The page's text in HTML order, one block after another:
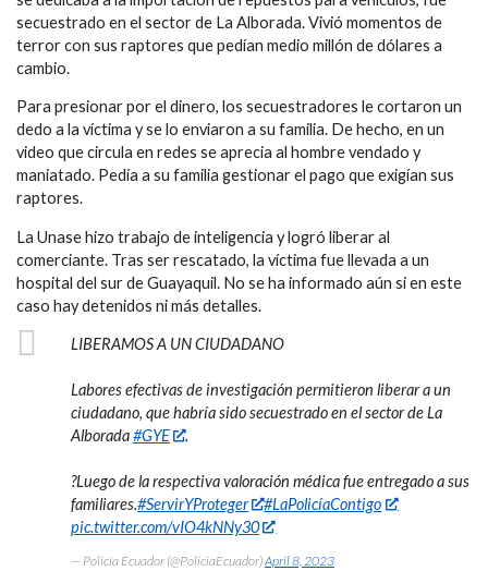
secuestrado en el sector de La Alborada. Vivió momentos de
terror con sus raptores que pedían medio millón de dólares a
cambio.
Para presionar por el dinero, los secuestradores le cortaron un
dedo a la víctima y se lo enviaron a su familia. De hecho, en un
video que circula en redes se aprecia al hombre vendado y
maniatado. Pedía a su familia gestionar el pago que exigían sus
raptores.
La Unase hizo trabajo de inteligencia y logró liberar al
comerciante. Tras ser rescatado, la víctima fue llevada a un
hospital del sur de Guayaquil. No se ha informado aún si en este
caso hay detenidos ni más detalles.
LIBERAMOS A UN CIUDADANO
Labores efectivas de investigación permitieron liberar a un
ciudadano, que habría sido secuestrado en el sector de La
Alborada#GYE .
?Luego de la respectiva valoración médica fue entregado a sus
familiares.#ServirYProteger
#LaPolicíaContigo
pic.twitter.com/vIO4kNNy30
— Policía Ecuador (@PoliciaEcuador)April 8, 2023